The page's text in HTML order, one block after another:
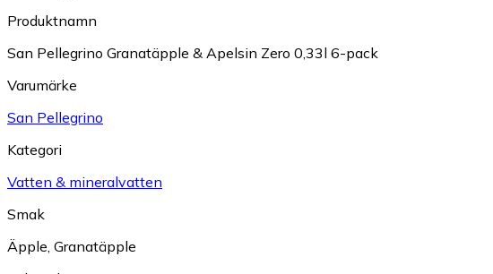
Produktnamn
San Pellegrino Granatäpple & Apelsin Zero 0,33l 6-pack
Varumärke
San Pellegrino
Kategori
Vatten & mineralvatten
Smak
Äpple Granatäpple